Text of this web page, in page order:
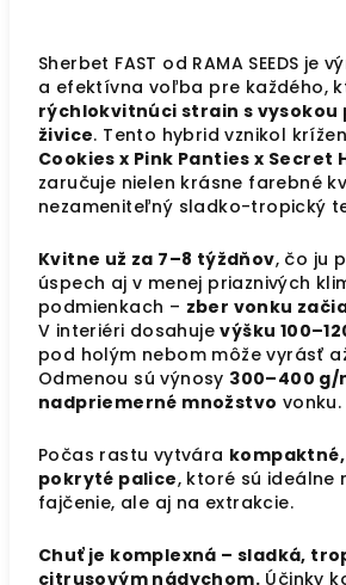
Sherbet FAST od RAMA SEEDS je
a efektívna voľba pre každého,
rýchlokvitnúci strain s vysokou
živice. Tento hybrid vznikol
Cookies x Pink Panties x Secret
zaručuje nielen krásne farebné
nezameniteľný sladko-tropický
Kvitne už za 7–8 týždňov, čo ju
úspech aj v menej priaznivých
podmienkach – zber vonku
V interiéri dosahujevýšku
pod holým nebom môže vyrásť
Odmenou sú výnosy 300–400 g/
nadpriemerné množstvo vonku.
Počas rastu vytvára
pokryté palice, ktoré sú ideálne
fajčenie, ale aj na extrakcie.
Chuť je komplexná – sladká,
citrusovým nádychom. Účinky